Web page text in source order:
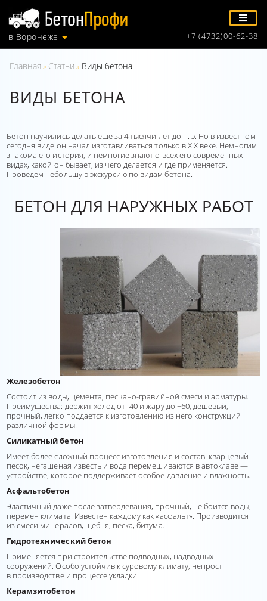
в Воронеже +7 (4732)00-62-38
Главная » Статьи » Виды бетона
ВИДЫ БЕТОНА
Бетон научились делать еще за 4 тысячи лет до н. э. Но в известном
сегодня виде он начал изготавливаться только в XIX веке. Немногим
знакома его история, и немногие знают о всех его современных
видах, какой он бывает, из чего делается и где применяется.
Проведем небольшую экскурсию по видам бетона.
БЕТОН ДЛЯ НАРУЖНЫХ РАБОТ
Железобетон
Состоит из воды, цемента, песчано-гравийной смеси и арматуры.
Преимущества: держит холод от -40 и жару до +60, дешевый,
прочный, легко поддается к изготовлению из него конструкций
различной формы.
Силикатный бетон
Имеет более сложный процесс изготовления и состав: кварцевый
песок, негашеная известь и вода перемешиваются в автоклаве —
устройстве, которое поддерживает особое давление и влажность.
Асфальтобетон
Эластичный даже после затвердевания, прочный, не боится воды,
перемен климата. Известен каждому как «асфальт». Производится
из смеси минералов, щебня, песка, битума.
Гидротехнический бетон
Применяется при строительстве подводных, надводных
сооружений. Особо устойчив к суровому климату, непрост
в производстве и процессе укладки.
Керамзитобетон